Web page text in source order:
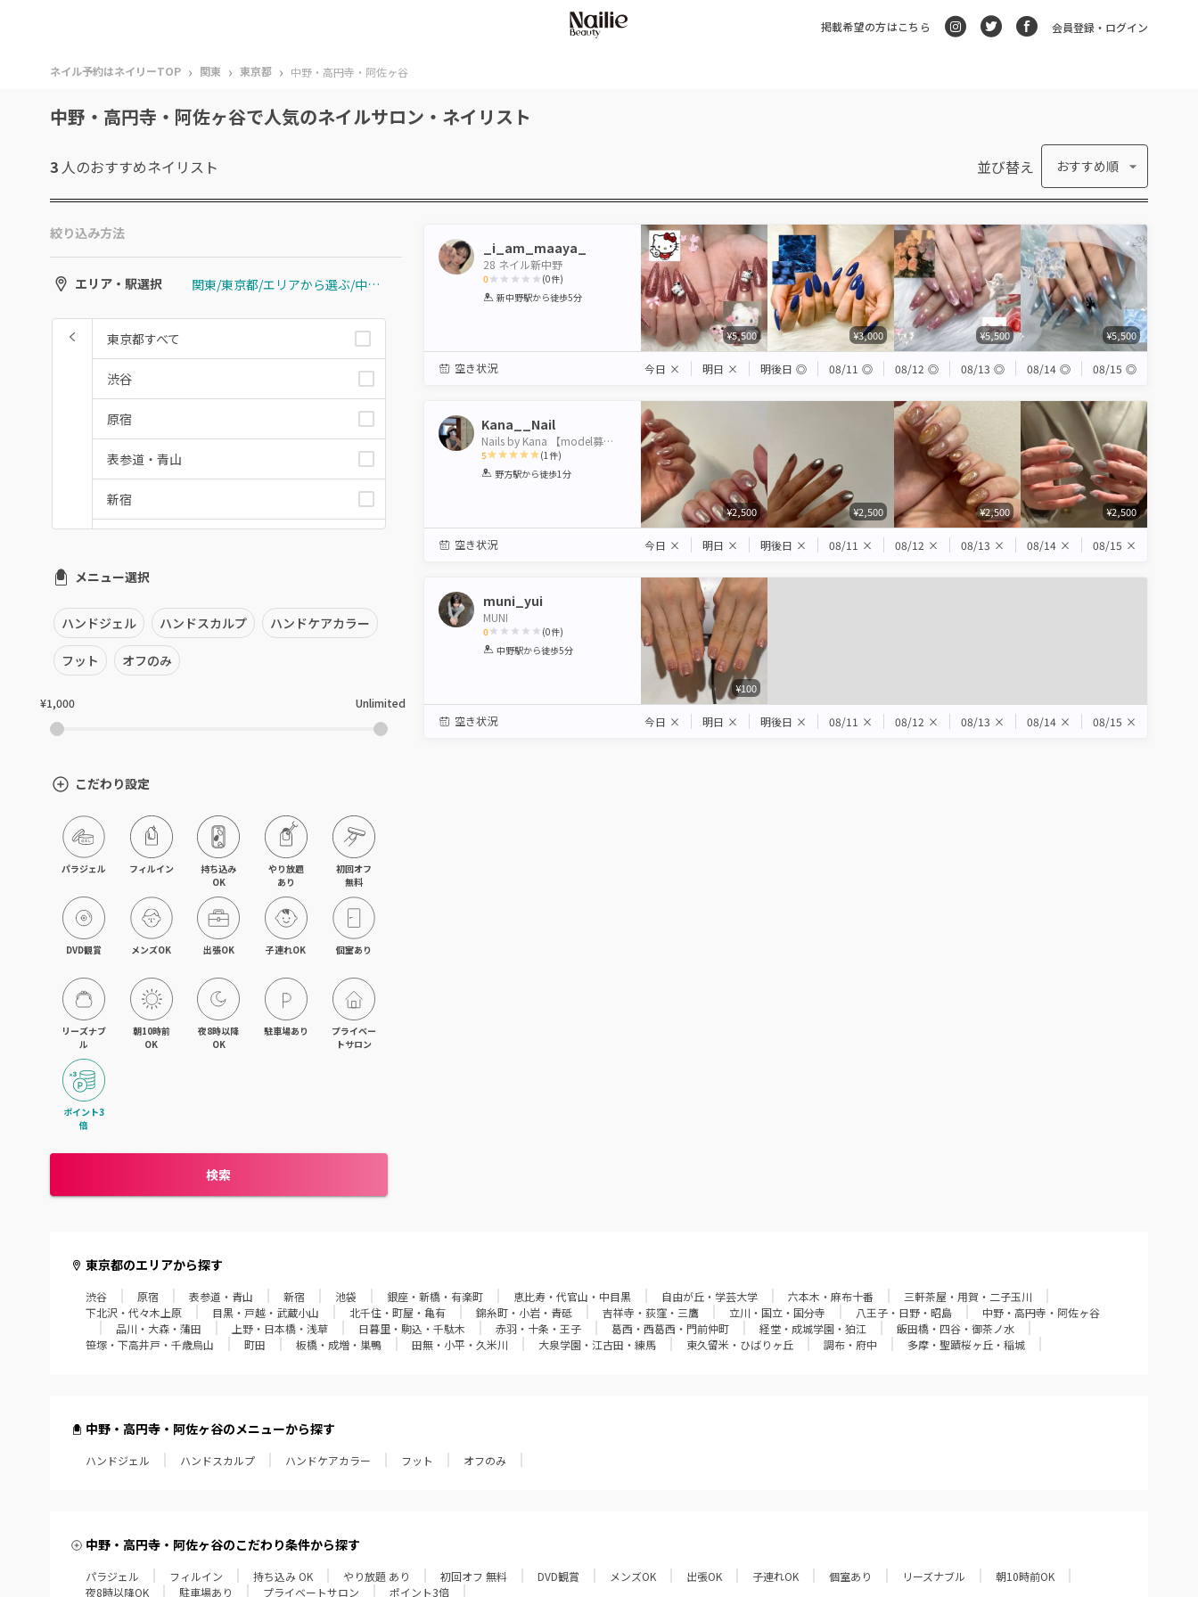
掲載希望の方はこちら 会員登録・ログイン
ネイル予約はネイリーTOP › 関東 › 東京都 › 中野・高円寺・阿佐ヶ谷
中野・高円寺・阿佐ヶ谷で人気のネイルサロン・ネイリスト
3 人のおすすめネイリスト 並び替え おすすめ順
絞り込み方法
エリア・駅選択 関東/東京都/エリアから選ぶ/中野・高円寺・阿佐ヶ谷
東京都すべて
渋谷
原宿
表参道・青山
新宿
銀座・新橋・有楽町
恵比寿・代官山・中目黒
自由が丘・学芸大学
下北沢・代々木上原
目黒・戸越・武蔵小山
北千住・町屋・亀有
錦糸町・小岩・青砥
吉祥寺・荻窪・三鷹
立川・国立・国分寺
八王子・日野・昭島
日暮里・駒込・千駄木
葛西・西葛西・門前仲町
経堂・成城学園・狛江
飯田橋・四谷・御茶ノ水
町田
板橋・成増・巣鴨
大泉学園・江古田・練馬
東久留米・ひばりヶ丘
メニュー選択
ハンドジェル ハンドスカルプ ハンドケアカラー
フット オフのみ
¥1,000 Unlimited
こだわり設定
パラジェル フィルイン
持ち込み
OK
やり放題
あり
初回オフ
無料
DVD観賞 メンズOK 出張OK 子連れOK 個室あり
リーズナブ
ル
朝10時前
OK
夜8時以降
OK
駐車場あり
プライベー
トサロン
ポイント3
倍
検索
_i_am_maaya_
28 ネイル新中野
0
1 2 3 4 5
(0件)
新中野駅から徒歩5分
¥5,500 ¥3,000 ¥5,500 ¥5,500
空き状況 今日 × 明日 × 明後日 ◎ 08/11 ◎ 08/12 ◎ 08/13 ◎ 08/14 ◎ 08/15 ◎
Kana__Nail
Nails by Kana 【model募集🌙】
5
1 2 3 4 5
(1 件)
野方駅から徒歩1分
¥2,500 ¥2,500 ¥2,500 ¥2,500
空き状況 今日 × 明日 × 明後日 × 08/11 × 08/12 × 08/13 × 08/14 × 08/15 ×
muni_yui
MUNI
0
1 2 3 4 5
(0件)
中野駅から徒歩5分
¥100
空き状況 今日 × 明日 × 明後日 × 08/11 × 08/12 × 08/13 × 08/14 × 08/15 ×
東京都のエリアから探す
渋谷 原宿 表参道・青山 新宿 池袋 銀座・新橋・有楽町 恵比寿・代官山・中目黒 自由が丘・学芸大学 六本木・麻布十番
三軒茶屋・用賀・二子玉川
下北沢・代々木上原
目黒・戸越・武蔵小山 北千住・町屋・亀有 錦糸町・小岩・青砥 吉祥寺・荻窪・三鷹 立川・国立・国分寺 八王子・日野・昭島
中野・高円寺・阿佐ヶ谷
品川・大森・蒲田
上野・日本橋・浅草 日暮里・駒込・千駄木 赤羽・十条・王子 葛西・西葛西・門前仲町 経堂・成城学園・狛江
飯田橋・四谷・御茶ノ水
笹塚・下高井戸・千歳烏山
町田 板橋・成増・巣鴨 田無・小平・久米川 大泉学園・江古田・練馬 東久留米・ひばりヶ丘 調布・府中 多摩・聖蹟桜ヶ丘・稲城
中野・高円寺・阿佐ヶ谷のメニューから探す
ハンドジェル ハンドスカルプ ハンドケアカラー フット オフのみ
中野・高円寺・阿佐ヶ谷のこだわり条件から探す
パラジェル フィルイン 持ち込み OK やり放題 あり 初回オフ 無料 DVD観賞 メンズOK 出張OK 子連れOK 個室あり リーズナブル
朝10時前OK
夜8時以降OK
駐車場あり プライベートサロン ポイント3倍